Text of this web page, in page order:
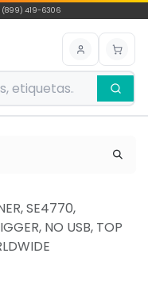
(899) 419-6306
SE4770,
NO USB, TOP